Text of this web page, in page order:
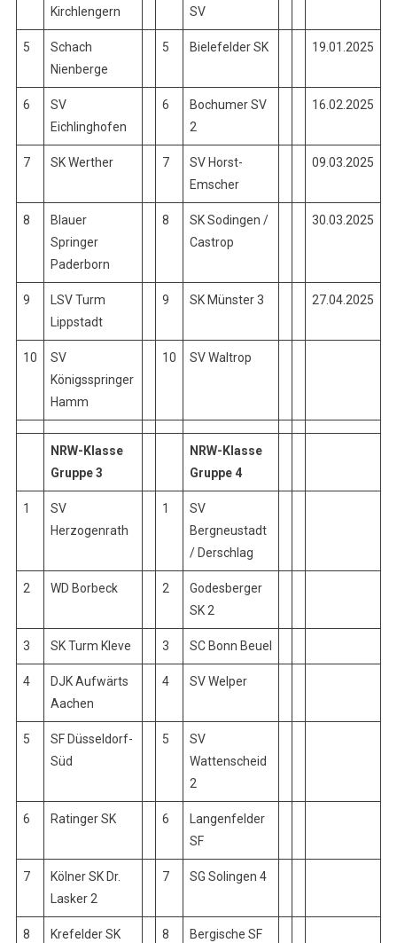
Kirchlengern
SV
5
Schach
Nienberge
5 Bielefelder SK 19.01.2025
6
SV
Eichlinghofen
6
Bochumer SV
2
16.02.2025
7 SK Werther 7
SV Horst-
Emscher
09.03.2025
8
Blauer
Springer
Paderborn
8
SK Sodingen /
Castrop
30.03.2025
9
LSV Turm
Lippstadt
9 SK Münster 3 27.04.2025
10
SV
Königsspringer
Hamm
10 SV Waltrop
NRW-Klasse
Gruppe 3
NRW-Klasse
Gruppe 4
1
SV
Herzogenrath
1
SV
Bergneustadt
/ Derschlag
2 WD Borbeck 2
Godesberger
SK 2
3 SK Turm Kleve 3 SC Bonn Beuel
4
DJK Aufwärts
Aachen
4 SV Welper
5
SF Düsseldorf-
Süd
5
SV
Wattenscheid
2
6 Ratinger SK 6
Langenfelder
SF
7
Kölner SK Dr.
Lasker 2
7 SG Solingen 4
8
Krefelder SK
8 Bergische SF